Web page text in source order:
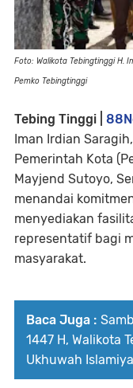
Foto: Walikota Tebingtinggi H.
Pemko Tebingtinggi
Tebing Tinggi |
Iman Irdian
Pemerintah Kota
Mayjend Sutoyo,
menandai
menyediakan
representatif bagi
masyarakat.
Baca Juga :
1447 H, Walikota
Ukhuwah